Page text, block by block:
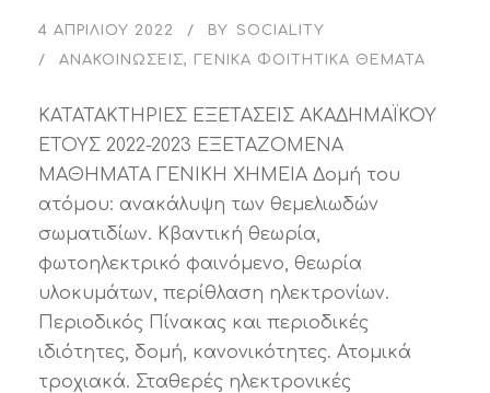
4 ΑΠΡΙΛΊΟΥ 2022 BY
SOCIALITY
ΑΝΑΚΟΙΝΏΣΕΙΣ, ΓΕΝΙΚΆ ΦΟΙΤΗΤΙΚΆ ΘΈΜΑΤΑ
ΚΑΤΑΤΑΚΤΗΡΙΕΣ ΕΞΕΤΑΣΕΙΣ ΑΚΑΔΗΜΑΪΚΟΥ
ΕΤΟΥΣ 2022-2023 ΕΞΕΤΑΖΟΜΕΝΑ
ΜΑΘΗΜΑΤΑ ΓΕΝΙΚΗ ΧΗΜΕΙΑ Δομή του
ατόμου: ανακάλυψη των θεμελιωδών
σωματιδίων. Κβαντική θεωρία,
φωτοηλεκτρικό φαινόμενο, θεωρία
υλοκυμάτων, περίθλαση ηλεκτρονίων.
Περιοδικός Πίνακας και περιοδικές
ιδιότητες, δομή, κανονικότητες. Ατομικά
τροχιακά. Σταθερές ηλεκτρονικές